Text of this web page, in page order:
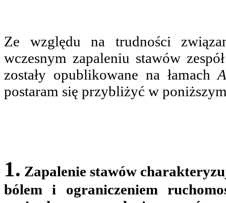
Ze względu na trudności
wczesnym zapaleniu stawów
zostały opublikowane na łamach
postaram się przybliżyć w
1. Zapalenie stawów
bólem i ograniczeniem